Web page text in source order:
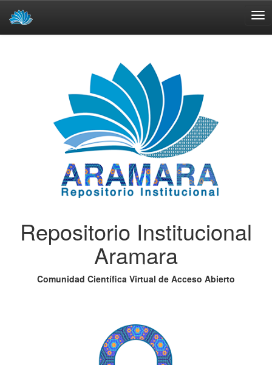
Repositorio Institucional
Aramara
Comunidad Científica Virtual de Acceso Abierto